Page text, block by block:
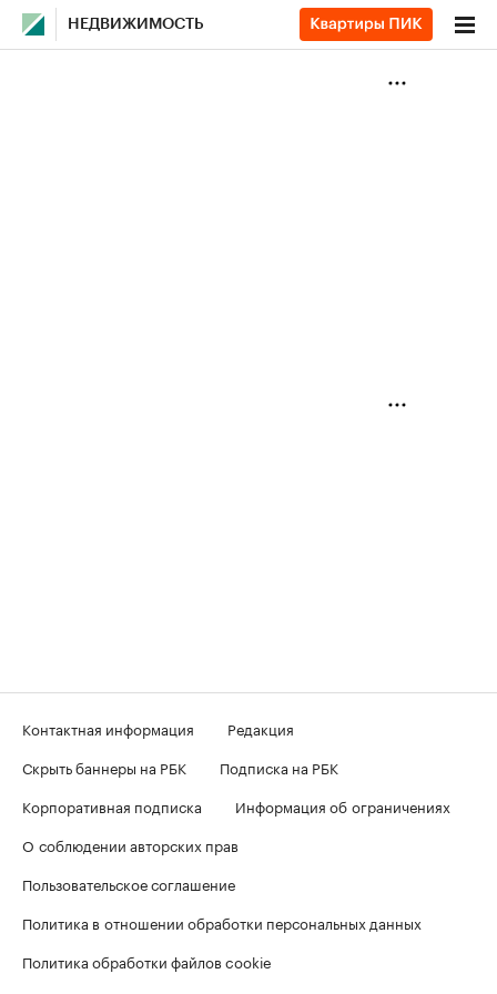
НЕДВИЖИМОСТЬ
Контактная информация
Редакция
Скрыть баннеры на РБК
Подписка на РБК
Корпоративная подписка
Информация об ограничениях
О соблюдении авторских прав
Пользовательское соглашение
Политика в отношении обработки персональных данных
Политика обработки файлов cookie